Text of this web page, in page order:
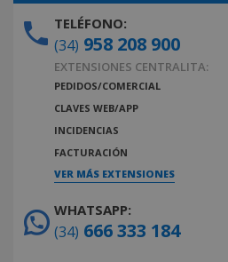
TELÉFONO:
(34) 958 208 900
EXTENSIONES CENTRALITA:
PEDIDOS/COMERCIAL
CLAVES WEB/APP
INCIDENCIAS
FACTURACIÓN
VER MÁS EXTENSIONES
WHATSAPP:
(34) 666 333 184